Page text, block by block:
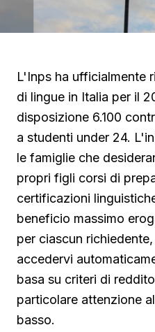
L'Inps ha ufficialmente
di lingue in Italia per il
disposizione 6.100
a studenti under 24.
le famiglie che
propri figli corsi di
certificazioni
beneficio massimo
per ciascun
accedervi
basa su criteri di
particolare attenzione
basso.